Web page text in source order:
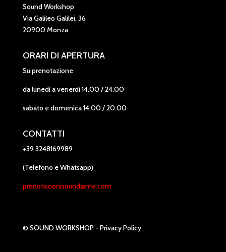
Sound Workshop
Via Galileo Galilei, 36
20900 Monza
ORARI DI APERTURA
Su prenotazione
da lunedì a venerdì 14.00 / 24.00
sabato e domenica 14.00 / 20.00
CONTATTI
+39 3248169989
(Telefono e Whatsapp)
prenotazionisound@me.com
© SOUND WORKSHOP - Privacy Policy